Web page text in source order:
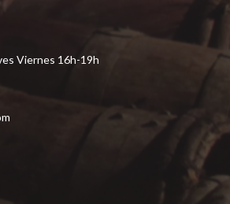
Viernes 16h-19h